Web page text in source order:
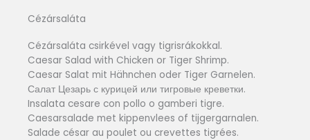
Cézársaláta
Cézársaláta csirkével vagy tigrisrákokkal.
Caesar Salad with Chicken or Tiger Shrimp.
Caesar Salat mit Hähnchen oder Tiger Garnelen.
Салат Цезарь с курицей или тигровые креветки.
Insalata cesare con pollo o gamberi tigre.
Caesarsalade met kippenvlees of tijgergarnalen.
Salade césar au poulet ou crevettes tigrées.